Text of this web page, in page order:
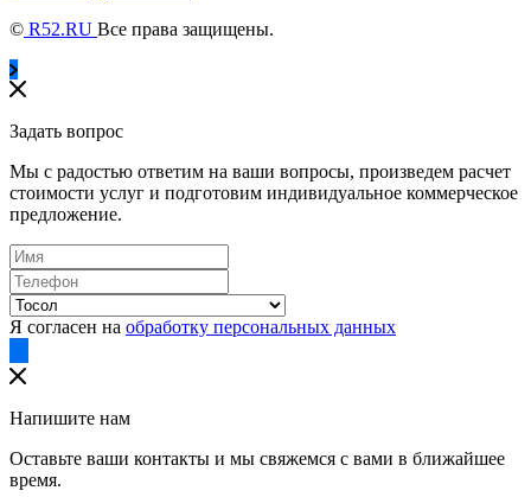
© R52.RU Все права защищены.
Задать вопрос
Мы с радостью ответим на ваши вопросы, произведем расчет
стоимости услуг и подготовим индивидуальное коммерческое
предложение.
Я согласен на обработку персональных данных
Напишите нам
Оставьте ваши контакты и мы свяжемся с вами в ближайшее
время.